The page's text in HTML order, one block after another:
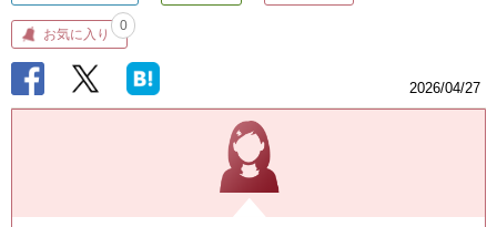
お気に入り
0
2026/04/27